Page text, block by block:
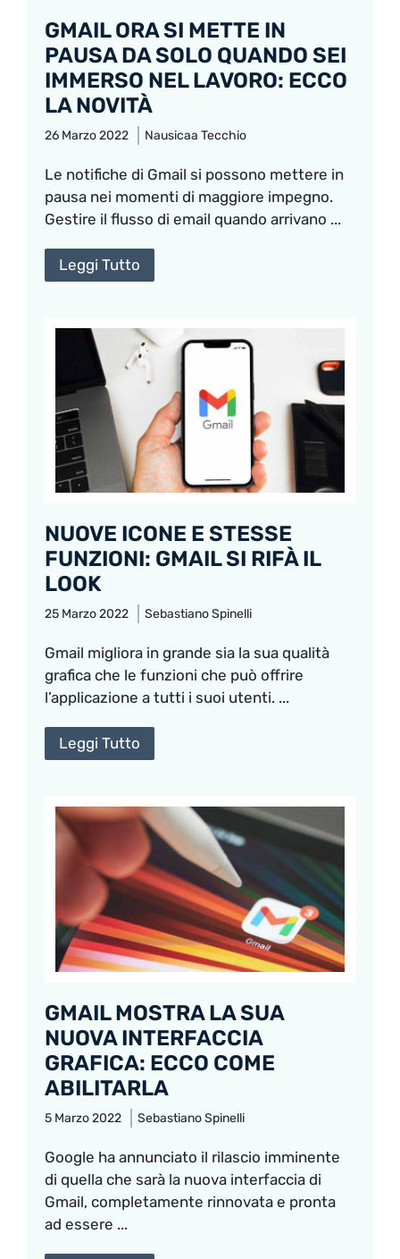
GMAIL ORA SI METTE IN
PAUSA DA SOLO QUANDO SEI
IMMERSO NEL LAVORO: ECCO
LA NOVITÀ
26 Marzo 2022 Nausicaa Tecchio
Le notifiche di Gmail si possono mettere in
pausa nei momenti di maggiore impegno.
Gestire il flusso di email quando arrivano ...
Leggi Tutto
NUOVE ICONE E STESSE
FUNZIONI: GMAIL SI RIFÀ IL
LOOK
25 Marzo 2022 Sebastiano Spinelli
Gmail migliora in grande sia la sua qualità
grafica che le funzioni che può offrire
l’applicazione a tutti i suoi utenti. ...
Leggi Tutto
GMAIL MOSTRA LA SUA
NUOVA INTERFACCIA
GRAFICA: ECCO COME
ABILITARLA
5 Marzo 2022 Sebastiano Spinelli
Google ha annunciato il rilascio imminente
di quella che sarà la nuova interfaccia di
Gmail, completamente rinnovata e pronta
ad essere ...